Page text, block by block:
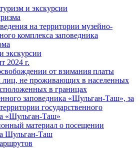
и экскурсии
на территории музейно-
комплекса заповедника
экскурсии
2024 г.
от взимания платы
лиц, не проживающих в населенных
в границах
заповедника «Шульган-Таш», за
государственного
«Шульган-Таш»
материал о посещении
Шульган-Таш